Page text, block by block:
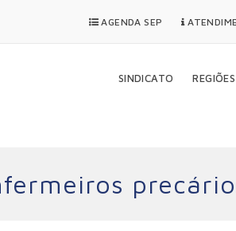
AGENDA SEP
SINDICATO REGIÕES